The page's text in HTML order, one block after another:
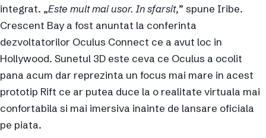
integrat. „Este mult mai usor. In sfarsit,” spune Iribe.
Crescent Bay a fost anuntat la conferinta
dezvoltatorilor Oculus Connect ce a avut loc in
Hollywood. Sunetul 3D este ceva ce Oculus a ocolit
pana acum dar reprezinta un focus mai mare in acest
prototip Rift ce ar putea duce la o realitate virtuala mai
confortabila si mai imersiva inainte de lansare oficiala
pe piata.